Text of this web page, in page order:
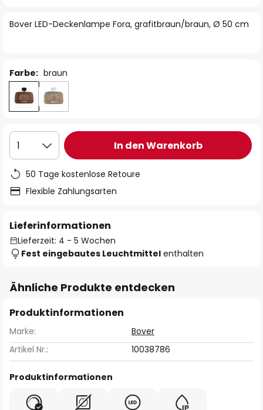
springen
Bover LED-Deckenlampe Fora, grafitbraun/braun, Ø 50 cm
Farbe: braun
1 In den Warenkorb
50 Tage kostenlose Retoure
Flexible Zahlungsarten
Lieferinformationen
Lieferzeit: 4 - 5 Wochen
Fest eingebautes Leuchtmittel enthalten
Ähnliche Produkte entdecken
Produktinformationen
Marke:
Bover
Artikel Nr.:
10038786
Produktinformationen